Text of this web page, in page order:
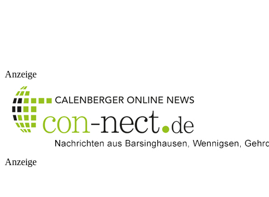
Anzeige
Anzeige